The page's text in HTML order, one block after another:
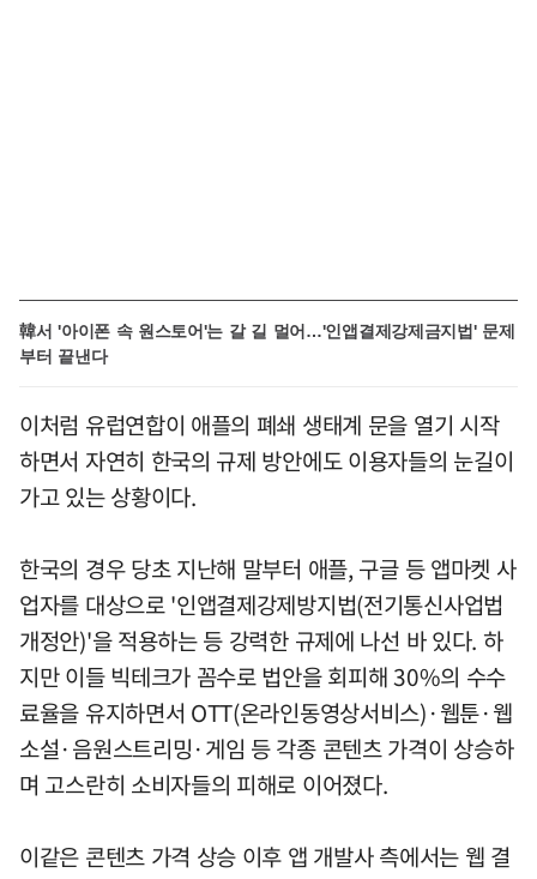
韓서 '아이폰 속 원스토어'는 갈 길 멀어…'인앱결제강제금지법' 문제
부터 끝낸다
이처럼 유럽연합이 애플의 폐쇄 생태계 문을 열기 시작
하면서 자연히 한국의 규제 방안에도 이용자들의 눈길이
가고 있는 상황이다.
한국의 경우 당초 지난해 말부터 애플, 구글 등 앱마켓 사
업자를 대상으로 '인앱결제강제방지법(전기통신사업법
개정안)'을 적용하는 등 강력한 규제에 나선 바 있다. 하
지만 이들 빅테크가 꼼수로 법안을 회피해 30%의 수수
료율을 유지하면서 OTT(온라인동영상서비스)·웹툰·웹
소설·음원스트리밍·게임 등 각종 콘텐츠 가격이 상승하
며 고스란히 소비자들의 피해로 이어졌다.
이같은 콘텐츠 가격 상승 이후 앱 개발사 측에서는 웹 결